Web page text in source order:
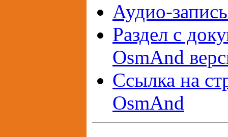
Аудио-
Раздел с
OsmAnd
Ссылка на
OsmAnd